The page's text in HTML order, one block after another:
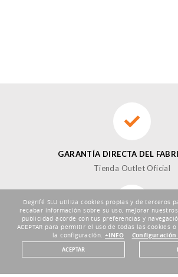
GARANTÍA DIRECTA DEL
Tienda Outlet Oficial
DEVOLUCIONES HASTA 30
Degrifé SLU utiliza cookies propias y de terceros
recabar información sobre su uso, mejorar
publicidad acorde con tus preferencias y
ACEPTAR para permitir el uso de todas las cookies
la configuración.+INFO
Configuración
ACEPTAR